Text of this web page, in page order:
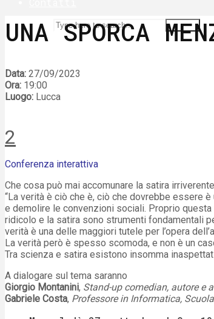
Search
UNA SPORCA
Data: 27/09/2023
Ora: 19:00
Luogo: Lucca
2
Conferenza interattiva
Che cosa può mai accomunare la satira
“La verità è ciò che è, ciò che dovrebbe essere
e demolire le convenzioni sociali. Proprio questa
ridicolo e la satira sono strumenti fondamentali
verità è una delle maggiori tutele per l’opera
La verità però è spesso scomoda, e non è un
Tra scienza e satira esistono insomma
A dialogare sul tema saranno
Giorgio Montanini, Stand-up comedian, autore e
Gabriele Costa, Professore in Informatica,